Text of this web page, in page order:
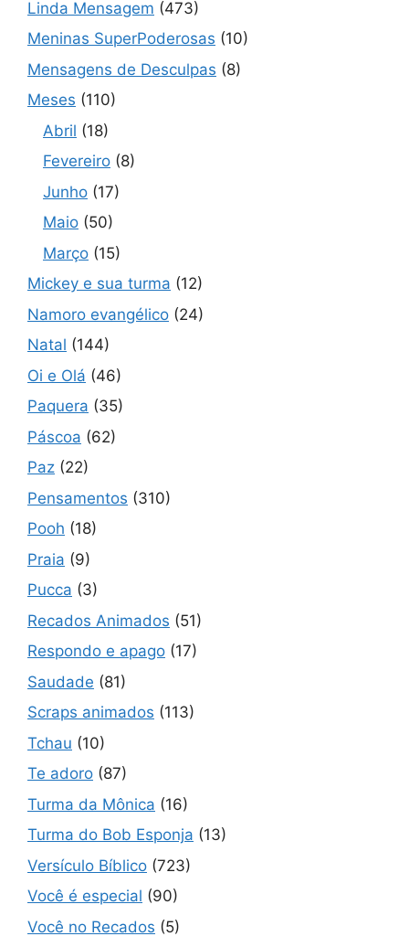
Linda Mensagem (473)
Meninas SuperPoderosas (10)
Mensagens de Desculpas (8)
Meses (110)
Abril (18)
Fevereiro (8)
Junho (17)
Maio (50)
Março (15)
Mickey e sua turma (12)
Namoro evangélico (24)
Natal (144)
Oi e Olá (46)
Paquera (35)
Páscoa (62)
Paz (22)
Pensamentos (310)
Pooh (18)
Praia (9)
Pucca (3)
Recados Animados (51)
Respondo e apago (17)
Saudade (81)
Scraps animados (113)
Tchau (10)
Te adoro (87)
Turma da Mônica (16)
Turma do Bob Esponja (13)
Versículo Bíblico (723)
Você é especial (90)
Você no Recados (5)